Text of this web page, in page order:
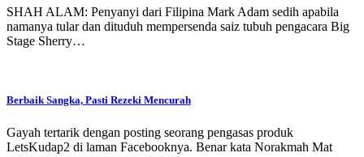
SHAH ALAM: Penyanyi dari Filipina Mark Adam sedih apabila
namanya tular dan dituduh mempersenda saiz tubuh pengacara Big
Stage Sherry…
Berbaik Sangka, Pasti Rezeki Mencurah
Gayah tertarik dengan posting seorang pengasas produk
LetsKudap2 di laman Facebooknya. Benar kata Norakmah Mat